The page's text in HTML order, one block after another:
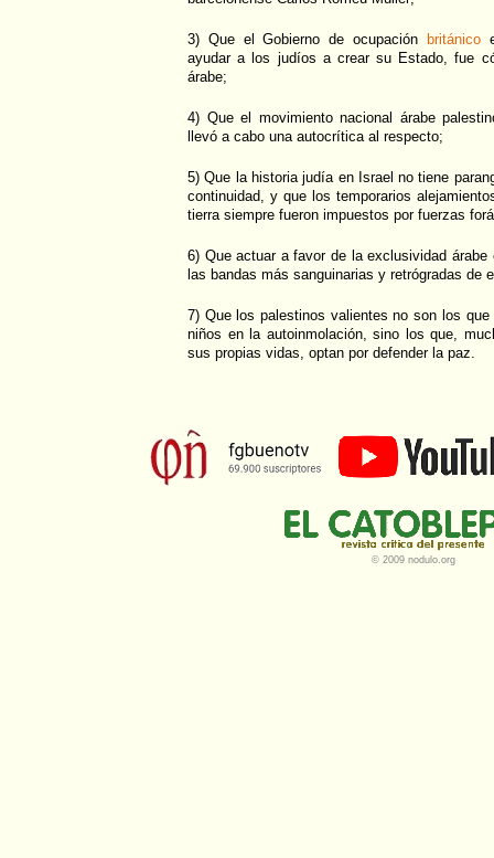
3) Que el Gobierno de ocupación británico
ayudar a los judíos a crear su Estado, fue
árabe;
4) Que el movimiento nacional árabe
llevó a cabo una autocrítica al respecto;
5) Que la historia judía en Israel no tiene
continuidad, y que los temporarios
tierra siempre fueron impuestos por fuerzas
6) Que actuar a favor de la exclusividad árabe
las bandas más sanguinarias y retrógradas de
7) Que los palestinos valientes no son los
niños en la autoinmolación, sino los que,
sus propias vidas, optan por defender la paz.
© 2009 nodulo.org